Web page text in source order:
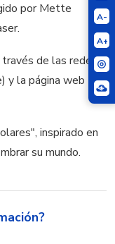
A-
A+
por Mette
de las redes
y la página web
inspirado en
su mundo.